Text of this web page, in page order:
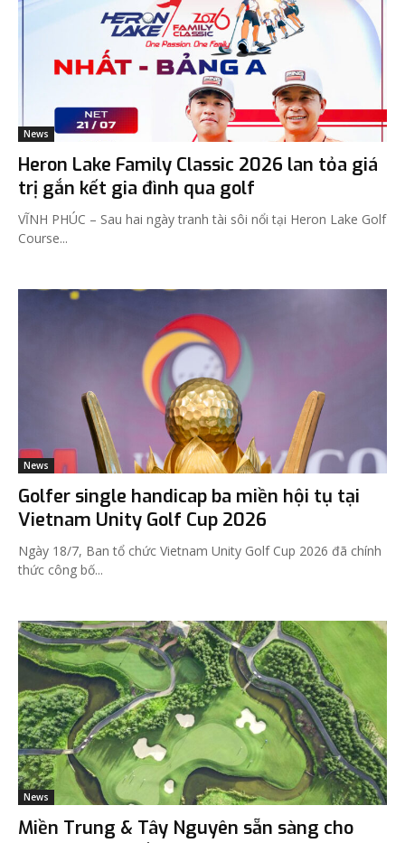
News
Heron Lake Family Classic 2026 lan tỏa giá
trị gắn kết gia đình qua golf
VĨNH PHÚC – Sau hai ngày tranh tài sôi nổi tại Heron Lake Golf
Course...
News
Golfer single handicap ba miền hội tụ tại
Vietnam Unity Golf Cup 2026
Ngày 18/7, Ban tổ chức Vietnam Unity Golf Cup 2026 đã chính
thức công bố...
News
Miền Trung & Tây Nguyên sẵn sàng cho